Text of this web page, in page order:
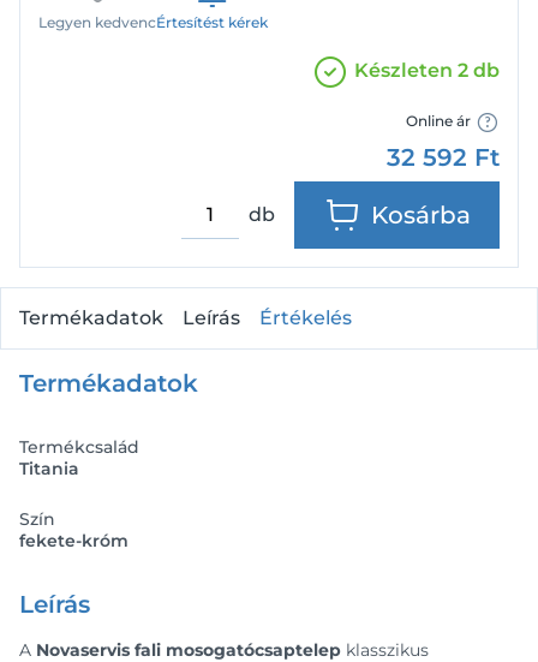
Legyen kedvencÉrtesítést kérek
Készleten 2 db
Online ár
32 592 Ft
db Kosárba
Termékadatok Leírás Értékelés
Termékadatok
Termékcsalád
Titania
Szín
fekete-króm
Leírás
A Novaservis fali mosogatócsaptelep klasszikus